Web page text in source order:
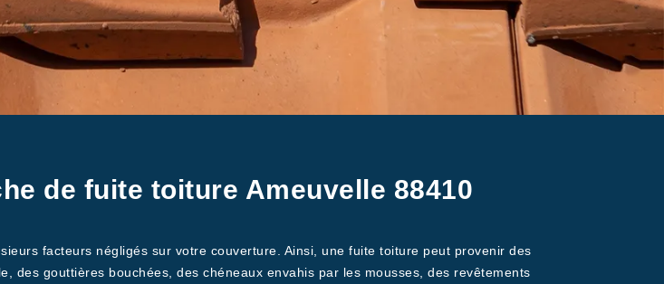
de fuite toiture Ameuvelle 88410
facteurs négligés sur votre couverture. Ainsi, une fuite toiture peut provenir des
des gouttières bouchées, des chéneaux envahis par les mousses, des revêtements